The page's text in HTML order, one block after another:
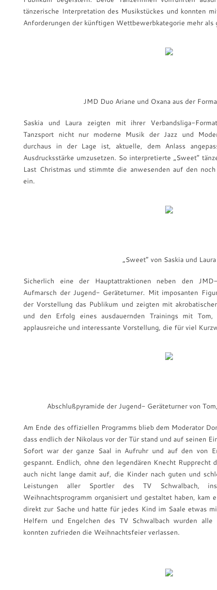
tänzerische Interpretation des Musikstückes und konnten
Anforderungen der künftigen Wettbewerbkategorie mehr als
JMD Duo Ariane und Oxana aus der
Saskia und Laura zeigten mit ihrer Verbandsliga-
Tanzsport nicht nur moderne Musik der Jazz und
durchaus in der Lage ist, aktuelle, dem Anlass
Ausdrucksstärke umzusetzen. So interpretierte „Sweet“
Last Christmas und stimmte die anwesenden auf den
ein.
„Sweet“ von Saskia und Laura
Sicherlich eine der Hauptattraktionen neben den
Aufmarsch der Jugend- Geräteturner. Mit imposanten
der Vorstellung das Publikum und zeigten mit
und den Erfolg eines ausdauernden Trainings mit
applausreiche und interessante Vorstellung, die für viel
Abschlußpyramide der Jugend- Geräteturner von
Am Ende des offiziellen Programms blieb dem Moderator
dass endlich der Nikolaus vor der Tür stand und auf seinen
Sofort war der ganze Saal in Aufruhr und auf den von
gespannt. Endlich, ohne den legendären Knecht
auch nicht lange damit auf, die Kinder nach guten und
Leistungen aller Sportler des TV Schwalbach,
Weihnachtsprogramm organisiert und gestaltet haben, kam
direkt zur Sache und hatte für jedes Kind im Saale etwas
Helfern und Engelchen des TV Schwalbach wurden
konnten zufrieden die Weihnachtsfeier verlassen.